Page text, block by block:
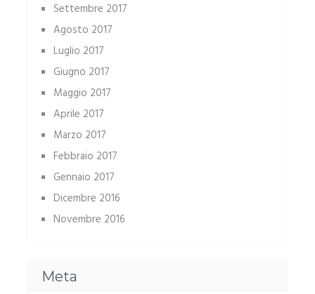
Settembre 2017
Agosto 2017
Luglio 2017
Giugno 2017
Maggio 2017
Aprile 2017
Marzo 2017
Febbraio 2017
Gennaio 2017
Dicembre 2016
Novembre 2016
Meta